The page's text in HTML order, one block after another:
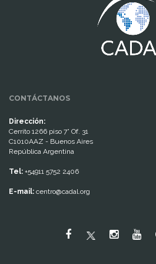
CONTÁCTANOS
Dirección:
Cerrito 1266 piso 7° Of. 31
C1010AAZ - Buenos Aires
República Argentina
Tel: +54911 5752 2406
E-mail: centro@cadal.org